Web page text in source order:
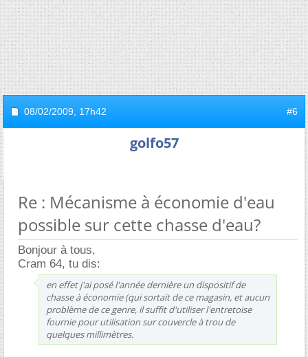
08/02/2009, 17h42 #6
golfo57
Re : Mécanisme à économie d'eau
possible sur cette chasse d'eau?
Bonjour à tous,
Cram 64, tu dis:
en effet j'ai posé l'année dernière un dispositif de
chasse à économie (qui sortait de ce magasin, et aucun
problème de ce genre, il suffit d'utiliser l'entretoise
fournie pour utilisation sur couvercle à trou de
quelques millimètres.